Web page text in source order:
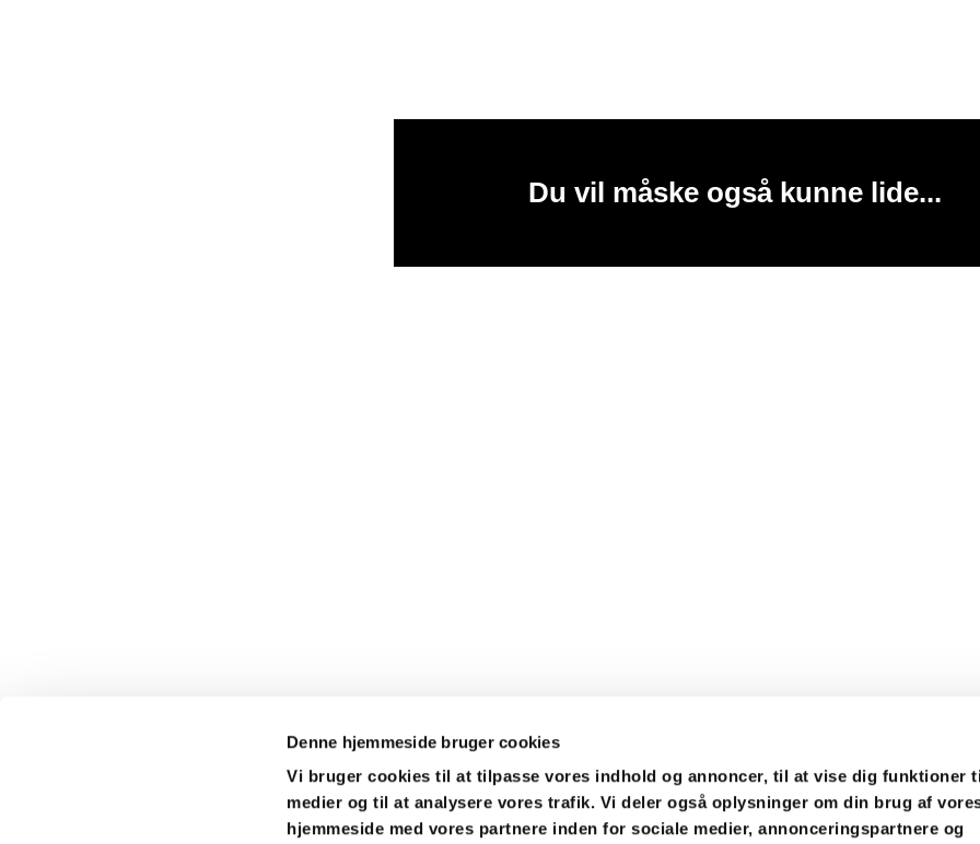
Denne hjemmeside bruger cookies
Vi bruger cookies til at tilpasse vores indhold og annoncer, til at vise dig funktioner
medier og til at analysere vores trafik. Vi deler også oplysninger om din brug af
hjemmeside med vores partnere inden for sociale medier, annonceringspartnere og
Du vil måske også kunne lide...
Nordstevns Pastorat · Præstegården 1 A, 4671 Strøby56577114 
Kontakt
Tilgængelighedserklæring